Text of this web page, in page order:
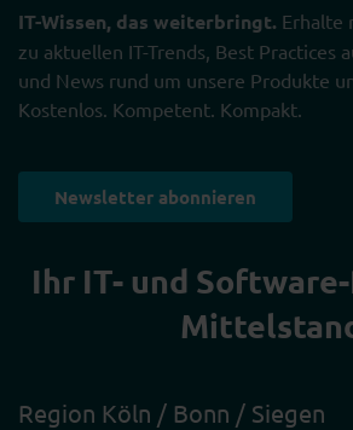
IT-Wissen, das weiterbringt. Erhalte
zu aktuellen IT-Trends, Best Practices
und News rund um unsere Produkte
Kostenlos. Kompetent. Kompakt.
Newsletter abonnieren
Ihr IT- und
Region Köln / Bonn / Siegen